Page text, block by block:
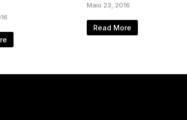
Maio 23, 2016
Read More